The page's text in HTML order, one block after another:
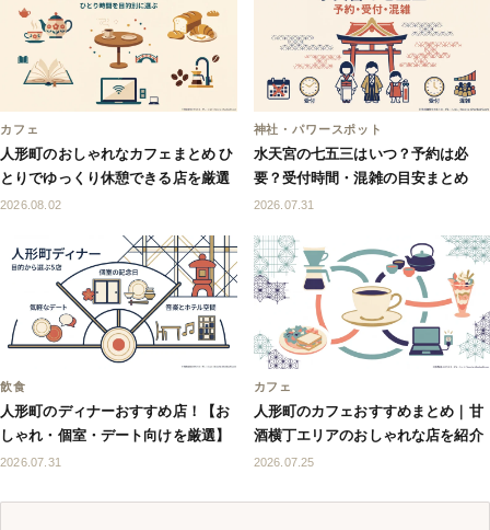
カフェ
人形町のおしゃれなカフェまとめ ひ
とりでゆっくり休憩できる店を厳選
2026.08.02
神社・パワースポット
水天宮の七五三はいつ？予約は必
要？受付時間・混雑の目安まとめ
2026.07.31
飲食
人形町のディナーおすすめ店！【お
しゃれ・個室・デート向けを厳選】
2026.07.31
カフェ
人形町のカフェおすすめまとめ｜甘
酒横丁エリアのおしゃれな店を紹介
2026.07.25